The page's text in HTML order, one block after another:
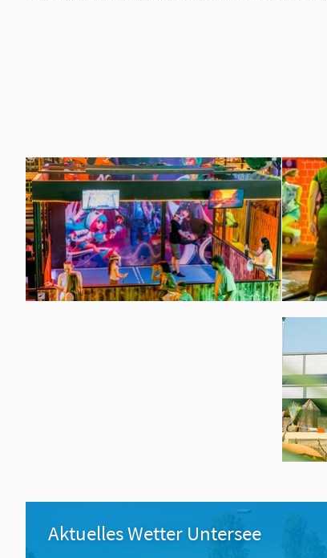
Aktuelles Wetter Untersee